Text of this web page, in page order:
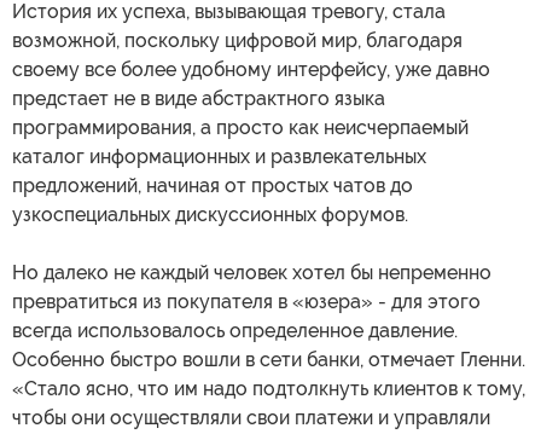
История их успеха, вызывающая тревогу, стала
возможной, поскольку цифровой мир, благодаря
своему все более удобному интерфейсу, уже давно
предстает не в виде абстрактного языка
программирования, а просто как неисчерпаемый
каталог информационных и развлекательных
предложений, начиная от простых чатов до
узкоспециальных дискуссионных форумов.
Но далеко не каждый человек хотел бы непременно
превратиться из покупателя в «юзера» - для этого
всегда использовалось определенное давление.
Особенно быстро вошли в сети банки, отмечает Гленни.
«Стало ясно, что им надо подтолкнуть клиентов к тому,
чтобы они осуществляли свои платежи и управляли